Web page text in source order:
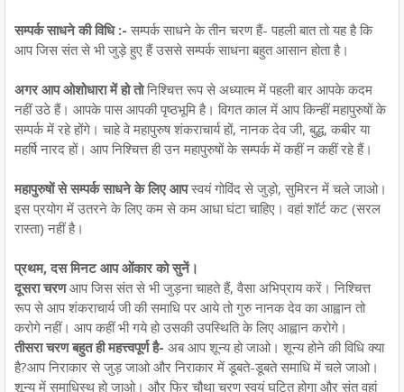
सम्पर्क साधने की विधि :- सम्पर्क साधने के तीन चरण हैं- पहली बात तो यह है कि
आप जिस संत से भी जुड़े हुए हैं उससे सम्पर्क साधना बहुत आसान होता है।
अगर आप ओशोधारा में हो तोनिश्चित्त रूप से अध्यात्म में पहली बार आपके कदम
नहीं उठे हैं। आपके पास आपकी पृष्ठभूमि है। विगत काल में आप किन्हीं महापुरुषों के
सम्पर्क में रहे होंगे। चाहे वे महापुरुष शंकराचार्य हों, नानक देव जी, बुद्ध, कबीर या
महर्षि नारद हों। आप निश्चित्त ही उन महापुरुषों के सम्पर्क में कहीं न कहीं रहे हैं।
महापुरुषों से सम्पर्क साधने के लिए आपस्वयं गोविंद से जुड़ो, सुमिरन में चले जाओ।
इस प्रयोग में उतरने के लिए कम से कम आधा घंटा चाहिए। वहां शॉर्ट कट (सरल
रास्ता) नहीं है।
प्रथम, दस मिनट आप ओंकार को सुनें।
दूसरा चरणआप जिस संत से भी जुड़ना चाहते हैं, वैसा अभिप्राय करें। निश्चित्त
रूप से आप शंकराचार्य जी की समाधि पर आये तो गुरु नानक देव का आह्वान तो
करोगे नहीं। आप कहीं भी गये हो उसकी उपस्थिति के लिए आह्वान करोगे।
तीसरा चरण बहुत ही महत्त्वपूर्ण है- अब आप शून्य हो जाओ। शून्य होने की विधि क्या
है?आप निराकार से जुड़ जाओ और निराकार में डूबते-डूबते समाधि में चले जाओ।
शून्य में समाधिस्थ हो जाओ। और फिर चौथा चरण स्वयं घटित होगा और संत वहां